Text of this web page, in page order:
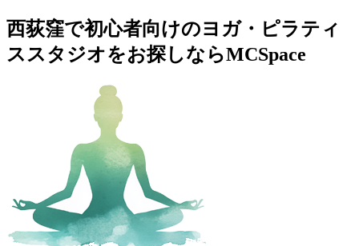
西荻窪で初心者向けのヨガ・ピラティ
ススタジオをお探しならMCSpace